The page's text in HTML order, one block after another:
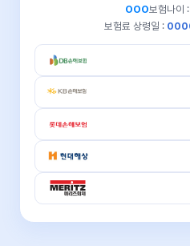
OOO보험나이 :
보험료 상령일 :